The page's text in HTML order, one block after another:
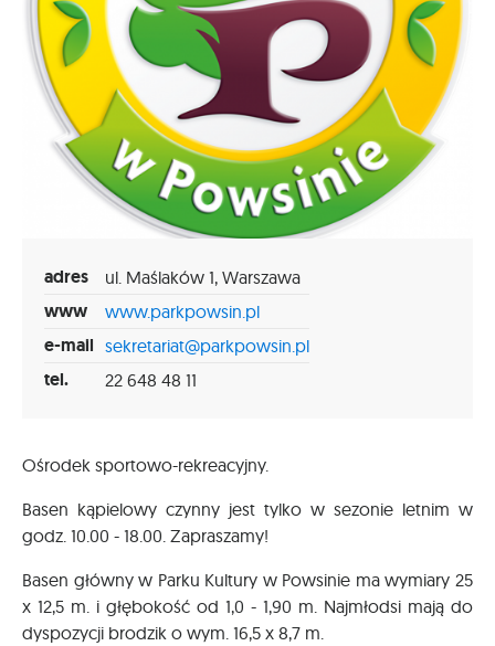
adres ul. Maślaków 1, Warszawa
www www.parkpowsin.pl
e-mail sekretariat@parkpowsin.pl
tel. 22 648 48 11
Ośrodek sportowo-rekreacyjny.
Basen kąpielowy czynny jest tylko w sezonie letnim w
godz. 10.00 - 18.00. Zapraszamy!
Basen główny w Parku Kultury w Powsinie ma wymiary 25
x 12,5 m. i głębokość od 1,0 - 1,90 m. Najmłodsi mają do
dyspozycji brodzik o wym. 16,5 x 8,7 m.